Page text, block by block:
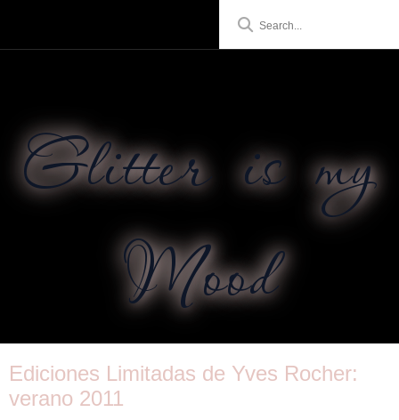
Glitter is my
Mood
Ediciones Limitadas de Yves Rocher:
verano 2011